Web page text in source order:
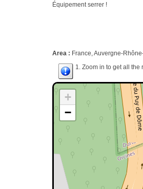
Équipement serrer !
Area : France, Auvergne-
1. Zoom in to get all
+
−